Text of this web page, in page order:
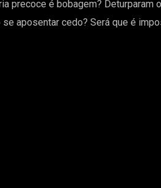
precoce é bobagem? Deturparam
aposentar cedo? Será que é